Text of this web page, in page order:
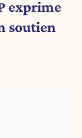
exprime
soutien